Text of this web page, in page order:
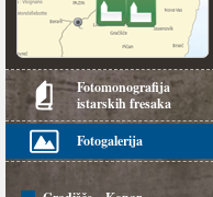
Fotomonografija
istarskih fresaka
Fotogalerija